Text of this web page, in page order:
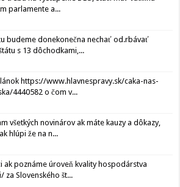
parlamente a...
budeme donekonečna nechať od.rbávať
s 13 dôchodkami,...
https://www.hlavnespravy.sk/caka-nas-
4440582 o čom v...
všetkých novinárov ak máte kauzy a dôkazy,
hlúpi že na n...
ak poznáme úroveň kvality hospodárstva
za Slovenského št...